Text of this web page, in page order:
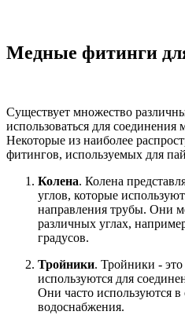
Медные фитинги
Существует множество
использоваться для
Некоторые из наиболее
фитингов, используемых для
Колена. Колена
углов, которые
направления трубы. Они
различных углах,
градусов.
Тройники. Тройники -
используются для
Они часто используются в
водоснабжения.